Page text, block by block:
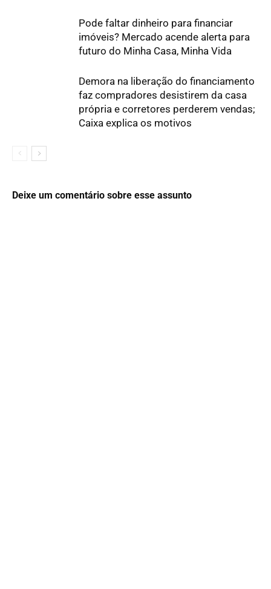
Pode faltar dinheiro para financiar
imóveis? Mercado acende alerta para
futuro do Minha Casa, Minha Vida
Demora na liberação do financiamento
faz compradores desistirem da casa
própria e corretores perderem vendas;
Caixa explica os motivos
Deixe um comentário sobre esse assunto